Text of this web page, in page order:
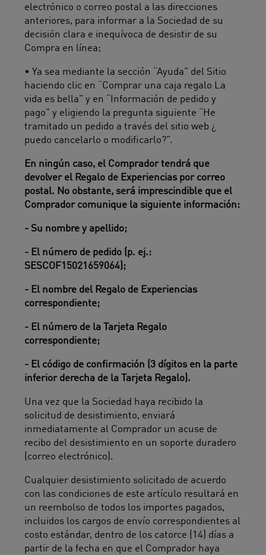
electrónico o correo postal a las direcciones
anteriores, para informar a la Sociedad de su
decisión clara e inequívoca de desistir de su
Compra en línea;
• Ya sea mediante la sección “Ayuda” del Sitio
haciendo clic en “Comprar una caja regalo La
vida es bella” y en “Información de pedido y
pago” y eligiendo la pregunta siguiente “He
tramitado un pedido a través del sitio web ¿
puedo cancelarlo o modificarlo?”.
En ningún caso, el Comprador tendrá que
devolver el Regalo de Experiencias por correo
postal. No obstante, será imprescindible que el
Comprador comunique la siguiente información:
- Su nombre y apellido;
- El número de pedido (p. ej.:
SESCOF15021659064);
- El nombre del Regalo de Experiencias
correspondiente;
- El número de la Tarjeta Regalo
correspondiente;
- El código de confirmación (3 dígitos en la parte
inferior derecha de la Tarjeta Regalo).
Una vez que la Sociedad haya recibido la
solicitud de desistimiento, enviará
inmediatamente al Comprador un acuse de
recibo del desistimiento en un soporte duradero
(correo electrónico).
Cualquier desistimiento solicitado de acuerdo
con las condiciones de este artículo resultará en
un reembolso de todos los importes pagados,
incluidos los cargos de envío correspondientes al
costo estándar, dentro de los catorce (14) días a
partir de la fecha en que el Comprador haya